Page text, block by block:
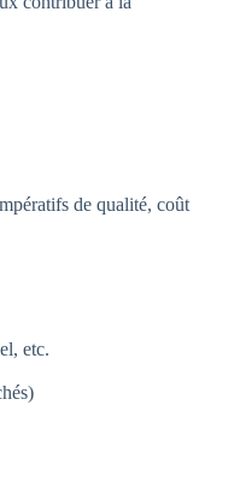
de qualité, coût
etc.